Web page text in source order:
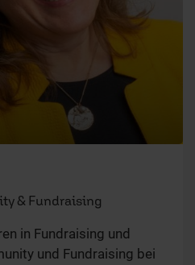
& Fundraising
in Fundraising und
und Fundraising bei